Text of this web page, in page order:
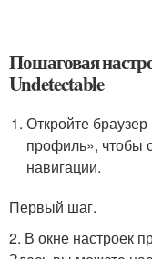
Пошаговая
Undetectable
Откройте
профиль», чтобы
навигации.
Первый шаг.
2. В окне настроек